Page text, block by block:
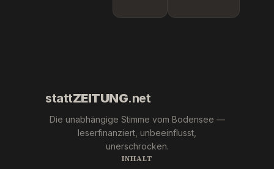
stattZEITUNG.net
Die unabhängige Stimme vom Bodensee —
leserfinanziert, unbeeinflusst,
unerschrocken.
INHALT